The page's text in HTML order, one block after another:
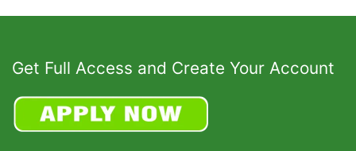
Get Full Access and Create Your Account